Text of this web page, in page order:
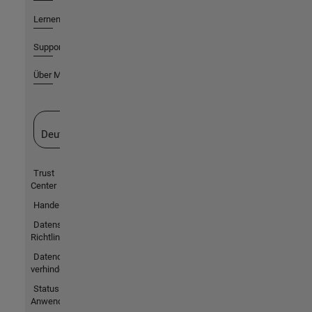
Lernen
Support
Über MathWorks
Deutschland
Trust
Center
Handelsmarken
Datenschutz-
Richtlinien
Datendiebstahl
verhindern
Status von
Anwendungen